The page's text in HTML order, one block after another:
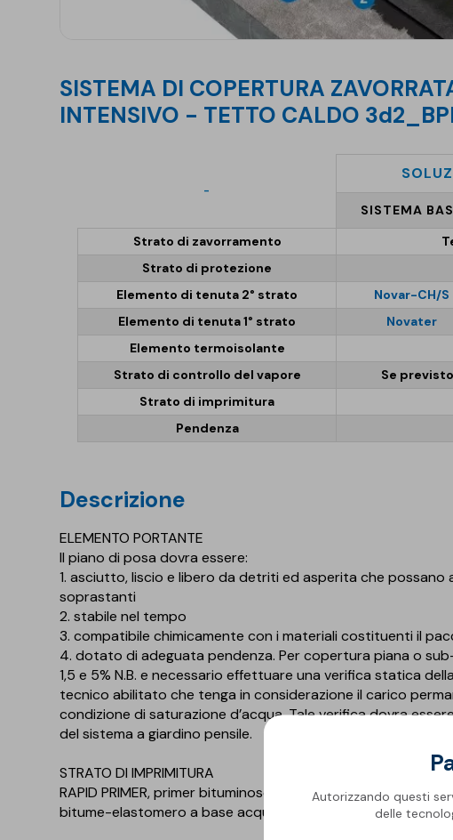
SISTEMA DI COPERTURA ZAVORRATA CON TETTO VERDE
INTENSIVO - TETTO CALDO
-
SISTEMA
Strato di zavorramento
Strato di protezione
Elemento di tenuta 2° strato
Novar-CH/S
Elemento di tenuta 1° strato
Novater
Elemento termoisolante
Strato di controllo del vapore
Se
Strato di imprimitura
Pendenza
descrizione
ELEMENTO PORTANTE
Il piano di posa dovra essere:
1. asciutto, liscio e libero da detriti ed asperita che possano
soprastanti
2. stabile nel tempo
3. compatibile chimicamente con i materiali costituenti il
4. dotato di adeguata pendenza. Per copertura piana o
1,5 e 5% N.B. e necessario effettuare una verifica statica
tecnico abilitato che tenga in considerazione il carico
condizione di saturazione d’acqua. Tale verifica dovra
del sistema a giardino pensile.
STRATO DI IMPRIMITURA
RAPID PRIMER, primer bituminoso al solvente a rapida
bitume-elastomero a base acqua idonei per bloccare la
Autorizzando questi
delle